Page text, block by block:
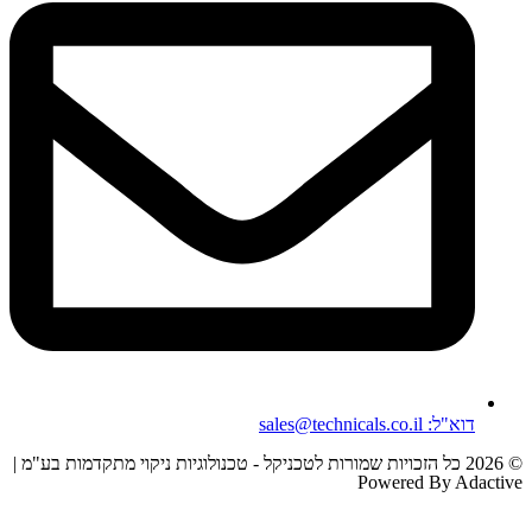
דוא"ל: sales@technicals.co.il
© 2026 כל הזכויות שמורות לטכניקל - טכנולוגיות ניקוי מתקדמות בע"מ |
Powered By Adactive